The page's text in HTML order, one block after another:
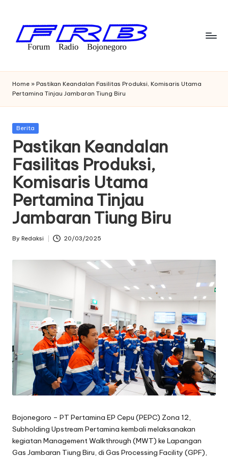
content
F
o
r
u
m
R
a
di
o
B
oj
o
n
e
g
o
r
o
Bojonegoro
Home » Pastikan Keandalan Fasilitas Produksi, Komisaris Utama
Pertamina Tinjau Jambaran Tiung Biru
Posted
Berita
Pastikan Keandalan
Fasilitas Produksi,
Komisaris Utama
Pertamina Tinjau
Jambaran Tiung Biru
Posted
By Redaksi 20/03/2025
Bojonegoro – PT Pertamina EP Cepu (PEPC) Zona 12,
Subholding Upstream Pertamina kembali melaksanakan
kegiatan Management Walkthrough (MWT) ke Lapangan
Gas Jambaran Tiung Biru, di Gas Processing Facility (GPF),